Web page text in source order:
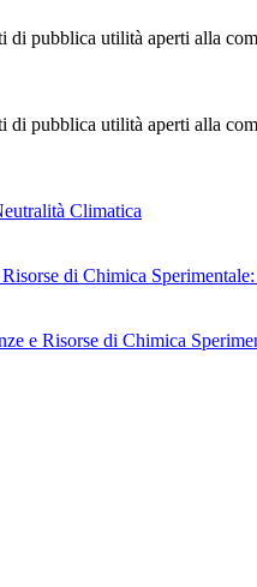
di pubblica utilità aperti alla
di pubblica utilità aperti alla
Climatica
di Chimica
e Risorse di Chimica